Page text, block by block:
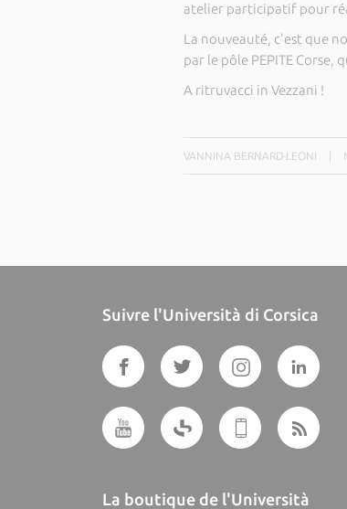
atelier participatif pour
La nouveauté, c'est que
par le pôle PEPITE Corse,
A ritruvacci in Vezzani !
VANNINA BERNARD-LEONI
Suivre l'Università di Corsica
La boutique de l'Università